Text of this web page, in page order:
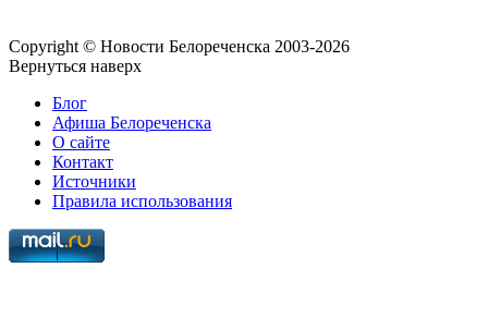
Copyright © Новости Белореченска 2003-2026
Вернуться наверх
Блог
Афиша Белореченска
О сайте
Контакт
Источники
Правила использования